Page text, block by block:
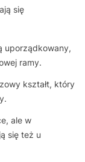
się
uporządkowany,
ramy.
kształt, który
ale w
się też u